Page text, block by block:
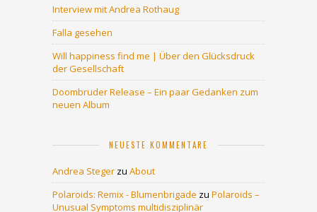
Interview mit Andrea Rothaug
Falla gesehen
Will happiness find me | Über den Glücksdruck
der Gesellschaft
Doombruder Release – Ein paar Gedanken zum
neuen Album
NEUESTE KOMMENTARE
Andrea Steger zu About
Polaroids: Remix - Blumenbrigade zu Polaroids –
Unusual Symptoms multidisziplinär